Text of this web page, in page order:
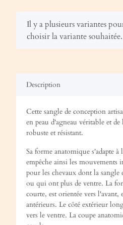
x
Il y a plusieurs variantes
choisir la variante souhaitée.
Description
Cette sangle de conception
en peau d'agneau véritable et
robuste et résistant.
Sa forme anatomique s'adapte
empêche ainsi les mouvements
pour les chevaux dont la sangle
ou qui ont plus de ventre. La
courte, est orientée vers l'avant,
antérieurs. Le côté extérieur
vers le ventre. La coupe